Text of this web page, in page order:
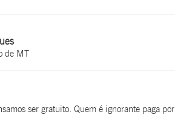
de MT
ser gratuito. Quem é ignorante paga